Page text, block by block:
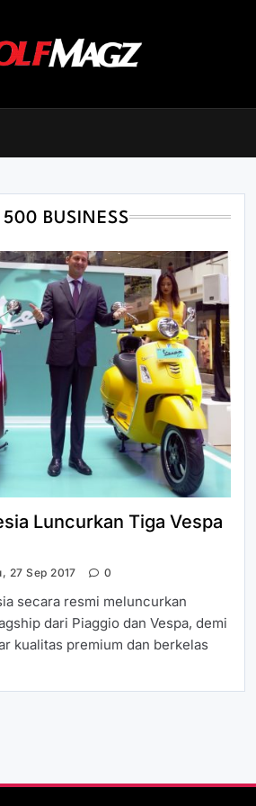
BUSINESS
Luncurkan Tiga Vespa
27 Sep 2017 0
secara resmi meluncurkan
dari Piaggio dan Vespa, demi
kualitas premium dan berkelas